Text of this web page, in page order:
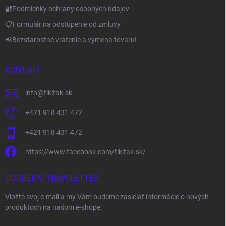
🔐Podmienky ochrany osobných údajov
📋Formulár na odstúpenie od zmluvy
📢Bezstarostné vrátenie a výmena tovaru!
KONTAKT
info@tikitak.sk
+421 918 431 472
+421 918 431 472
https://www.facebook.com/tikitak.sk/
ODOBERAŤ NEWSLETTER
Vložte svoj e-mail a my Vám budeme zasielať informácie o nových
produktoch na našom e-shope.